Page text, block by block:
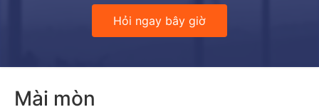
Hỏi ngay bây giờ
Mài mòn